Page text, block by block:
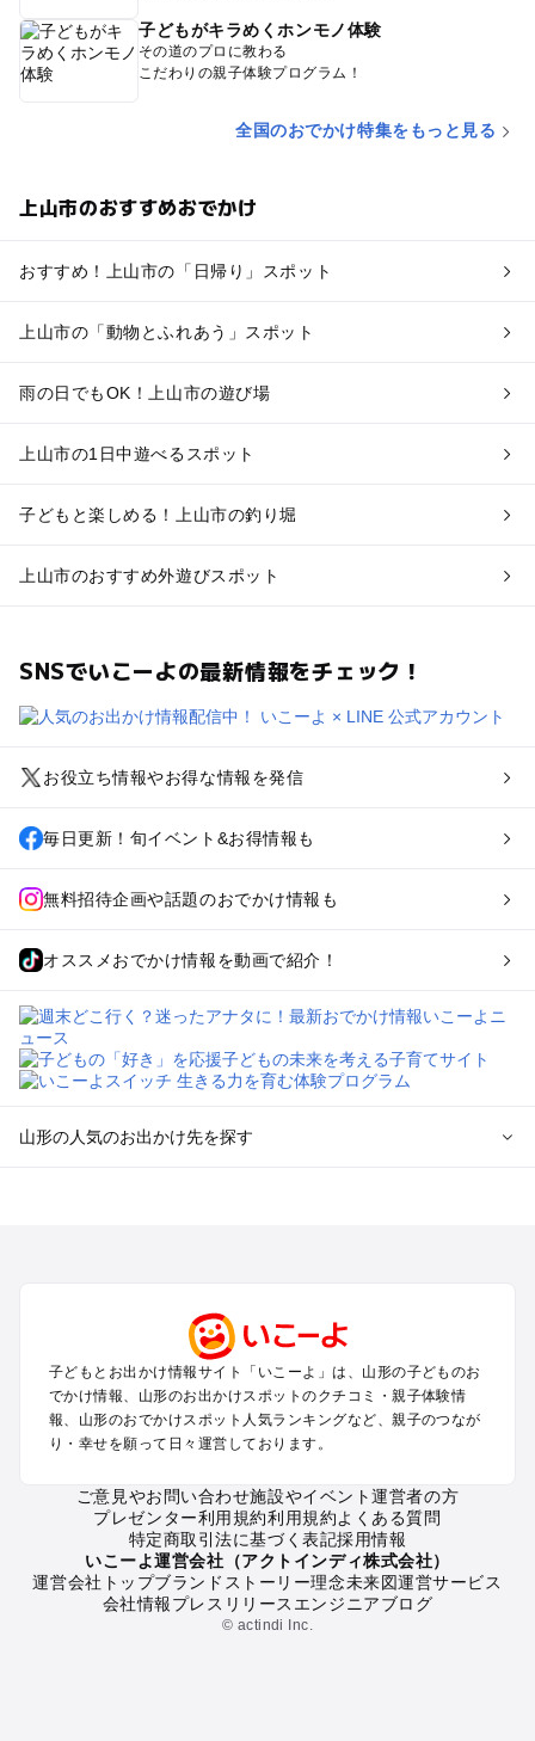
子どもがキラめくホンモノ体験
その道のプロに教わる
こだわりの親子体験プログラム！
全国のおでかけ特集をもっと見る
上山市のおすすめおでかけ
おすすめ！上山市の「日帰り」スポット
上山市の「動物とふれあう」スポット
雨の日でもOK！上山市の遊び場
上山市の1日中遊べるスポット
子どもと楽しめる！上山市の釣り堀
上山市のおすすめ外遊びスポット
SNSでいこーよの最新情報をチェック！
お役立ち情報やお得な情報を発信
毎日更新！旬イベント&お得情報も
無料招待企画や話題のおでかけ情報も
オススメおでかけ情報を動画で紹介！
山形の人気のお出かけ先を探す
銀山温泉・新庄・尾花沢・村山のプールお出かけ
月山・寒河江のプールお出かけ
山形の定番お出かけスポット
山形の遊園地
山形のバーベキュー
山形の釣り
山形の牧場
山形のプール
山形のアスレチック
子どもとお出かけ情報サイト「いこーよ」は、山形の子どものお
でかけ情報、山形のお出かけスポットのクチコミ・親子体験情
報、山形のおでかけスポット人気ランキングなど、親子のつなが
り・幸せを願って日々運営しております。
ご意見やお問い合わせ施設やイベント運営者の方
プレゼンター利用規約利用規約よくある質問
特定商取引法に基づく表記採用情報
いこーよ運営会社（アクトインディ株式会社）
運営会社トップブランドストーリー理念未来図運営サービス
会社情報プレスリリース エンジニアブログ
© actindi Inc.